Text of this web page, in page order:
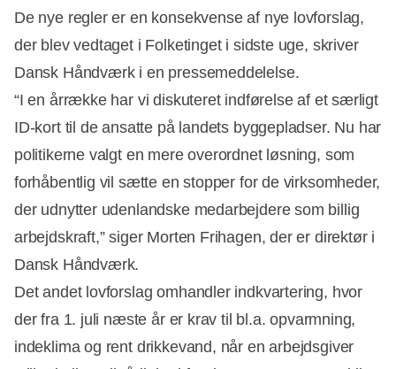
De nye regler er en konsekvense af nye lovforslag,
der blev vedtaget i Folketinget i sidste uge, skriver
Dansk Håndværk i en pressemeddelelse.
“I en årrække har vi diskuteret indførelse af et særligt
ID-kort til de ansatte på landets byggepladser. Nu har
politikerne valgt en mere overordnet løsning, som
forhåbentlig vil sætte en stopper for de virksomheder,
der udnytter udenlandske medarbejdere som billig
arbejdskraft,” siger Morten Frihagen, der er direktør i
Dansk Håndværk.
Det andet lovforslag omhandler indkvartering, hvor
der fra 1. juli næste år er krav til bl.a. opvarmning,
indeklima og rent drikkevand, når en arbejdsgiver